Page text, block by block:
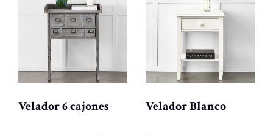
Velador 6 cajones Velador Blanco